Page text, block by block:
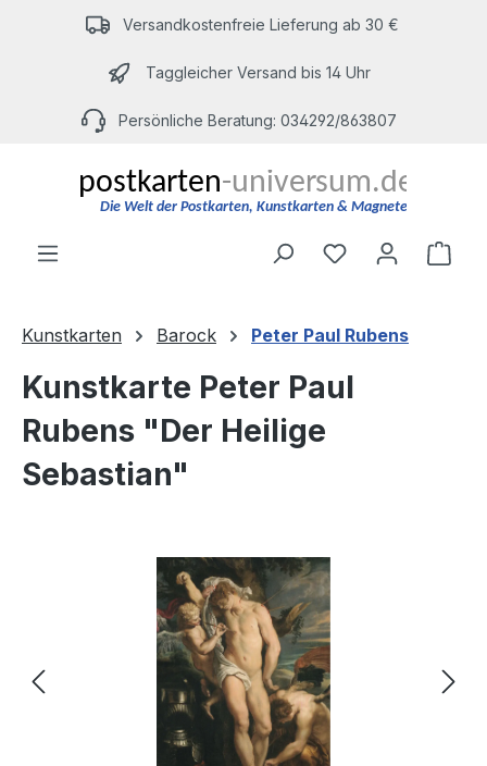
Zum Hauptinhalt springenVersandkostenfreie Lieferung ab 30 €
Taggleicher Versand bis 14 Uhr
Persönliche Beratung: 034292/863807
Du hast 0
Kunstkarten Barock Peter Paul Rubens
Kunstkarte Peter Paul
Rubens "Der Heilige
Sebastian"
Bildergalerie überspringen